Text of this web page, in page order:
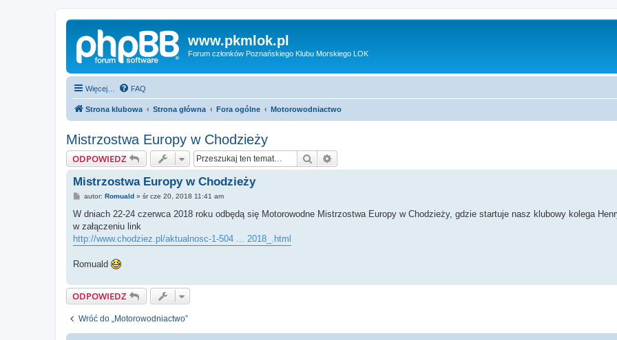
www.pkmlok.pl
Forum członków Poznańskiego Klubu Morskiego LOK
Więcej… FAQ
Strona klubowa Strona główna Fora ogólne Motorowodniactwo
Mistrzostwa Europy w Chodzieży
ODPOWIEDZ Szukaj
Mistrzostwa Europy w Chodzieży
P
s
autor: Romuald» śr cze 20, 2018 11:41 am
W dniach 22-24 czerwca 2018 roku odbędą się Motorowodne Mistrzostwa Europy w Chodzieży, gdzie startuje nasz klubowy kolega
w załączeniu link
http://www.chodziez.pl/aktualnosc-1-504 ... 2018_.html
Romuald
ODPOWIEDZ
Wróć do „Motorowodniactwo”